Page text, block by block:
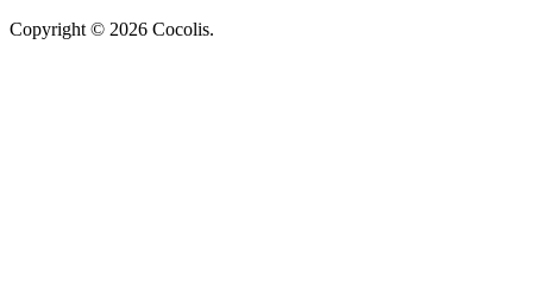
Copyright © 2026 Cocolis.